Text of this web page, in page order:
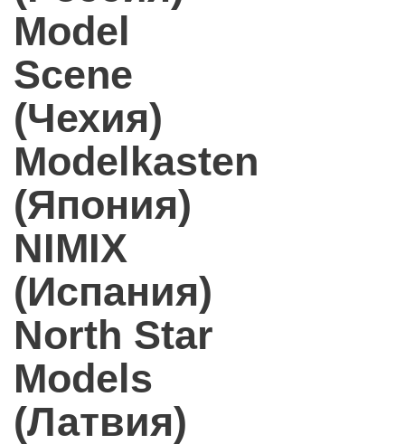
Model
Scene
(Чехия)
Modelkasten
(Япония)
NIMIX
(Испания)
North Star
Models
(Латвия)